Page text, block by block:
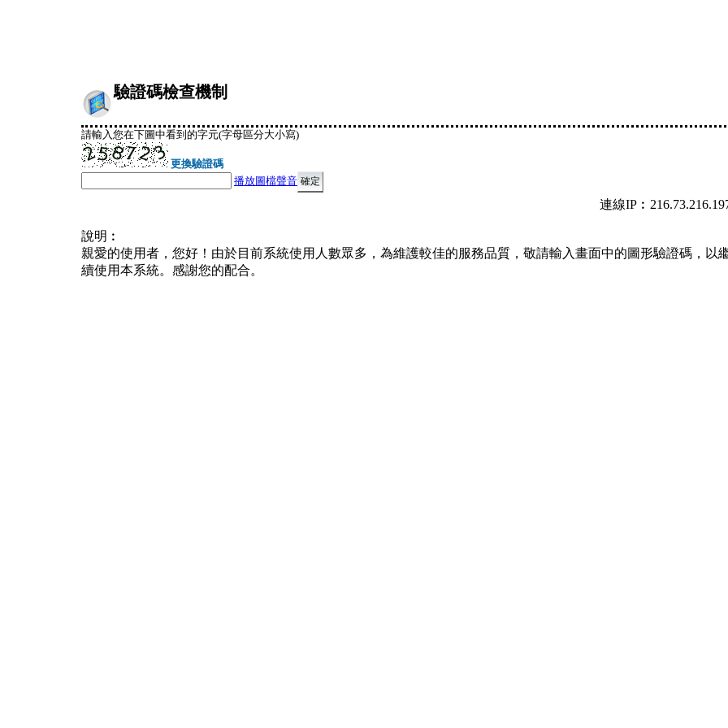
驗證碼檢查機制
請輸入您在下圖中看到的字元(字母區分大小寫)
更換驗證碼
播放圖檔聲音
連線
說明︰
親愛的使用者，您好！由於目前系統使用人數眾多，為維護較佳的服務品質，敬請輸入畫面中的圖形驗證碼，以
續使用本系統。感謝您的配合。